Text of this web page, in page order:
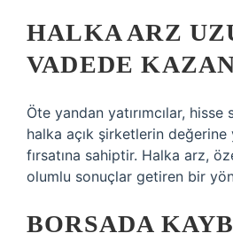
HALKA ARZ
VADEDE
Öte yandan yatırımcılar, hisse
halka açık şirketlerin değerine
fırsatına sahiptir. Halka arz,
olumlu sonuçlar getiren bir
BORSADA